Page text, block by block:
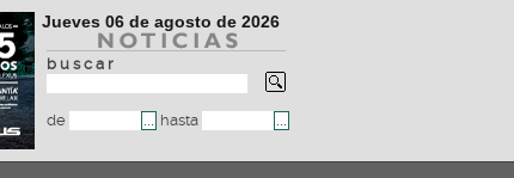
Jueves 06 de agosto de 2026
b u s c a r
de hasta